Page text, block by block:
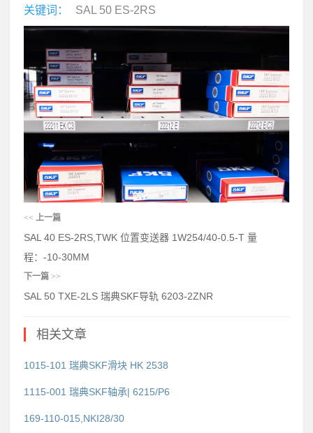
关键词： SAL 50 ES-2RS
<< 上一篇
SAL 40 ES-2RS,TWK 位置变送器 1W254/40-0.5-T 量
程：-10-30MM
下一篇 >>
SAL 50 TXE-2LS 瑞典SKF导轨 6203-2ZNR
相关文章
1015-101 瑞典SKF滑块 HK 2538
1115-001 瑞典SKF轴承| 6215/P6
169-110-015,NKI28/30